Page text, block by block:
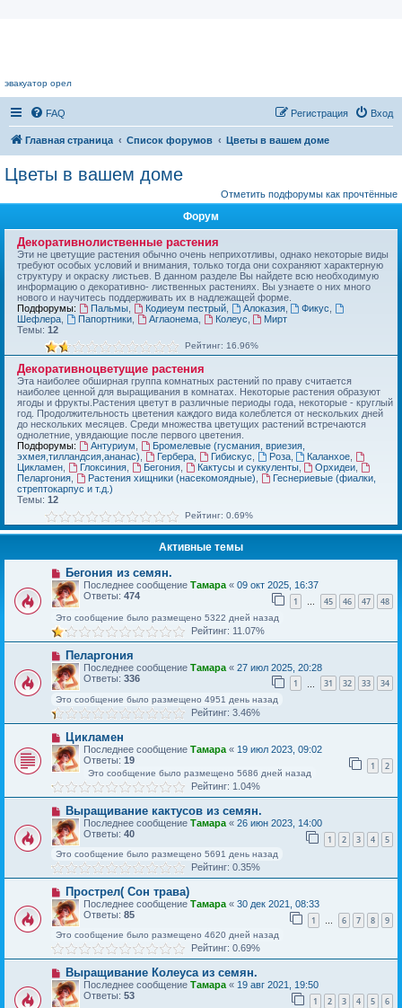
эвакуатор орел
FAQ Вход
Регистрация
Главная страница Список форумов Цветы в вашем доме
Цветы в вашем доме
Отметить подфорумы как прочтённые
Форум
Декоративнолиственные растения
Эти не цветущие растения обычно очень неприхотливы, однако некоторые виды
требуют особых условий и внимания, только тогда они сохраняют характерную
структуру и окраску листьев. В данном разделе Вы найдете всю необходимую
информацию о декоративно- лиственных растениях. Вы узнаете о них много
нового и научитесь поддерживать их в надлежащей форме.
Подфорумы:
Пальмы, Кодиеум пестрый, Алоказия, Фикус
Шефлера
Папортники, Аглаонема, Колеус
Мирт
Темы: 12
Рейтинг: 16.96%
Декоративноцветущие растения
Эта наиболее обширная группа комнатных растений по праву считается
наиболее ценной для выращивания в комнатах. Некоторые растения образуют
ягоды и фрукты.Растения цветут в различные периоды года, некоторые - круглый
год. Продолжительность цветения каждого вида колеблется от нескольких дней
до нескольких месяцев. Среди множества цветущих растений встречаются
однолетние, увядающие после первого цветения.
Подфорумы:
Антуриум
Бромелевые (гусмания, вриезия,
эхмея,тилландсия,ананас)
Гербера, Гибискус Роза, Каланхое
Цикламен
Глоксиния, Бегония, Кактусы и суккуленты, Орхидеи
Пеларгония
Растения хищники (насекомоядные)
Геснериевые (фиалки,
стрептокарпус и т.д.)
Темы: 12
Рейтинг: 0.69%
Активные темы
Бегония из семян.
Последнее сообщение Тамара « 09 окт 2025, 16:37
Ответы: 474 1 … 45 46 47 48
Это сообщение было размещено 5322 дней назад
Рейтинг: 11.07%
Пеларгония
Последнее сообщение Тамара « 27 июл 2025, 20:28
Ответы: 336 1 31 32 33 34
Это сообщение было размещено 4951 день назад
Рейтинг: 3.46%
Цикламен
Последнее сообщение Тамара « 19 июл 2023, 09:02
Ответы: 19 1 2
Это сообщение было размещено 5686 дней назад
Рейтинг: 1.04%
Выращивание кактусов из семян.
Последнее сообщение Тамара « 26 июн 2023, 14:00
Ответы: 40 1 2 3 4 5
Это сообщение было размещено 5691 день назад
Рейтинг: 0.35%
Прострел( Сон трава)
Последнее сообщение Тамара « 30 дек 2021, 08:33
Ответы: 85 1 … 6 7 8 9
Это сообщение было размещено 4620 дней назад
Рейтинг: 0.69%
Выращивание Колеуса из семян.
Последнее сообщение Тамара « 19 авг 2021, 19:50
Ответы: 53 1 2 3 4 5 6